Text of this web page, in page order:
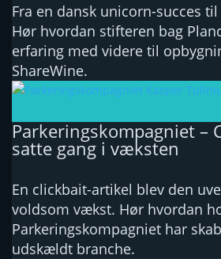
Fra en dansk unicorn-succes
Hør hvordan stifteren bag
erfaring med videre til
ShareWine.
Parkeringskompagniet –
satte gang i væksten
En clickbait-artikel blev den
voldsom vækst. Hør hvordan
Parkeringskompagniet har
udskældt branche.